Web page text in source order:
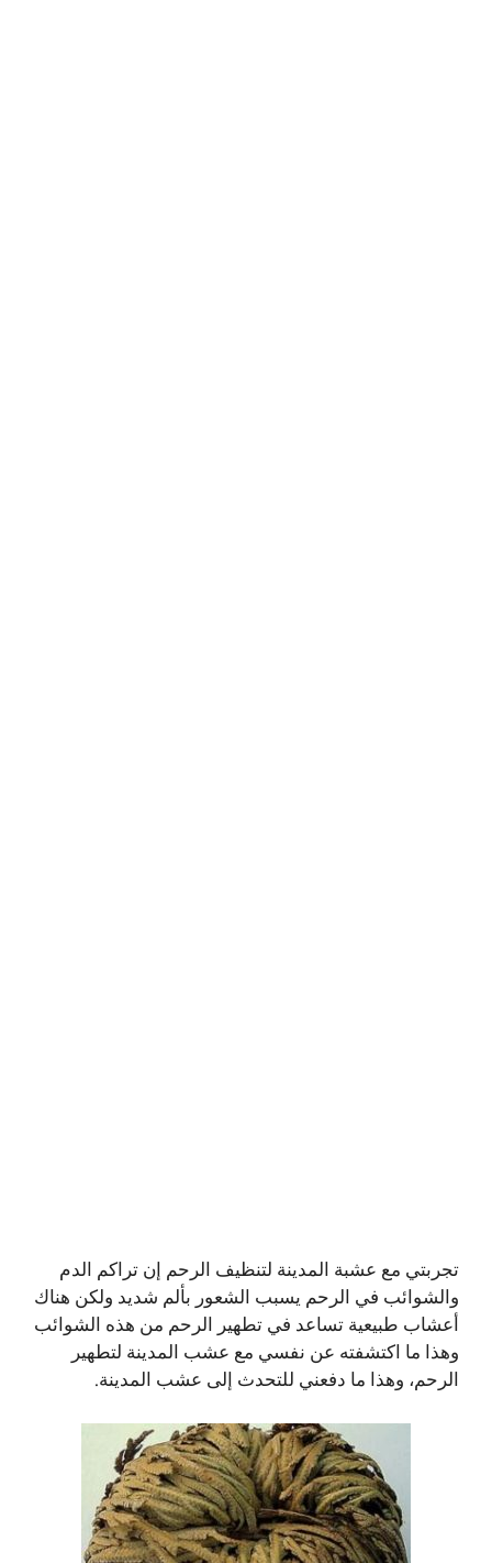
تجربتي مع عشبة المدينة لتنظيف الرحم إن تراكم الدم
والشوائب في الرحم يسبب الشعور بألم شديد ولكن هناك
أعشاب طبيعية تساعد في تطهير الرحم من هذه الشوائب
وهذا ما اكتشفته عن نفسي مع عشب المدينة لتطهير
الرحم، وهذا ما دفعني للتحدث إلى عشب المدينة.